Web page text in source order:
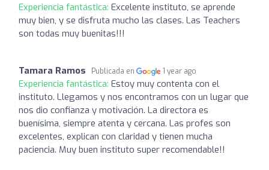
Experiencia fantástica: Excelente instituto, se aprende
muy bien, y se disfruta mucho las clases. Las Teachers
son todas muy buenitas!!!
Tamara Ramos Publicada en 1 year ago
Experiencia fantástica: Estoy muy contenta con el
instituto. Llegamos y nos encontramos con un lugar que
nos dio confianza y motivación. La directora es
buenísima, siempre atenta y cercana. Las profes son
excelentes, explican con claridad y tienen mucha
paciencia. Muy buen instituto super recomendable!!